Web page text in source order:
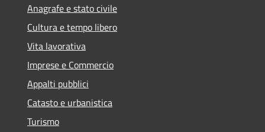
Anagrafe e stato civile
Cultura e tempo libero
Vita lavorativa
Imprese e Commercio
Appalti pubblici
Catasto e urbanistica
Turismo